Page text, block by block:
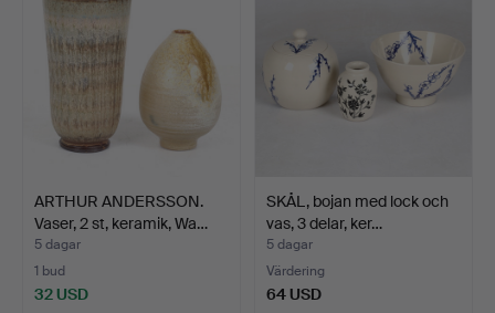
ARTHUR ANDERSSON.
Vaser, 2 st, keramik, Wa…
5 dagar
1 bud
32 USD
SKÅL, bojan med lock och
vas, 3 delar, ker…
5 dagar
Värdering
64 USD